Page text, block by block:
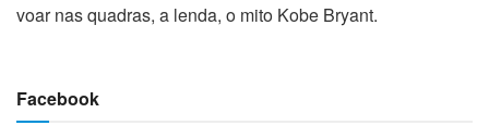
voar nas quadras, a lenda, o mito Kobe Bryant.
Facebook